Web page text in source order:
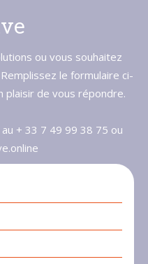
ou vous souhaitez
le formulaire ci-
plaisir de vous répondre.
+ 33 7 49 99 38 75 ou